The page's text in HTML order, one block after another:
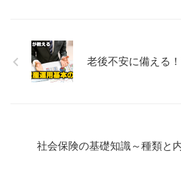
老後不安に備える
社会保険の基礎知識～種類と